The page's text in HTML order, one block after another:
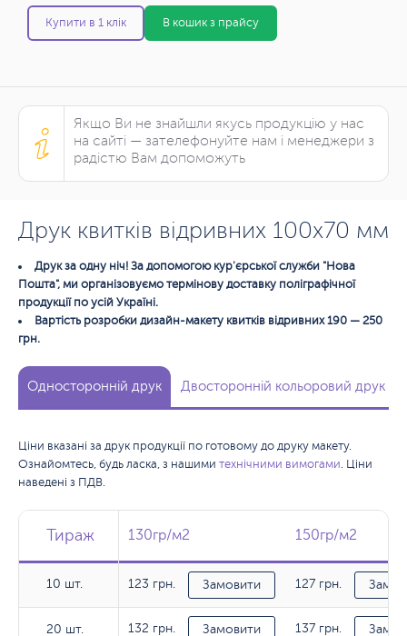
Купити в 1 клік В кошик з прайсу
Якщо Ви не знайшли якусь продукцію у нас
на сайті — зателефонуйте нам і менеджери з
радістю Вам допоможуть
Друк квитків відривних 100х70 мм
Друк за одну ніч! За допомогою кур'єрської служби "Нова
Пошта", ми організовуємо термінову доставку поліграфічної
продукції по усій Україні.
Вартість розробки дизайн-макету квитків відривних 190 — 250
грн.
Односторонній друк Двосторонній кольоровий друк
Ціни вказані за друк продукції по готовому до друку макету.
Ознайомтесь, будь ласка, з нашими технічними вимогами . Ціни
наведені з ПДВ.
Тираж
10 шт.
20 шт.
Тираж 130гр/м2 150гр/м2
Тираж 130гр/м2 150гр/м2
10 шт. 123 грн. Замовити 127 грн.
20 шт. 132 грн. Замовити 137 грн.